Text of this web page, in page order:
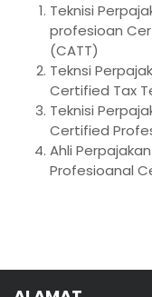
Teknisi
profesioan
(CATT)
Teknsi
Certified Tax
Teknisi
Certified
Ahli
Profesioanal